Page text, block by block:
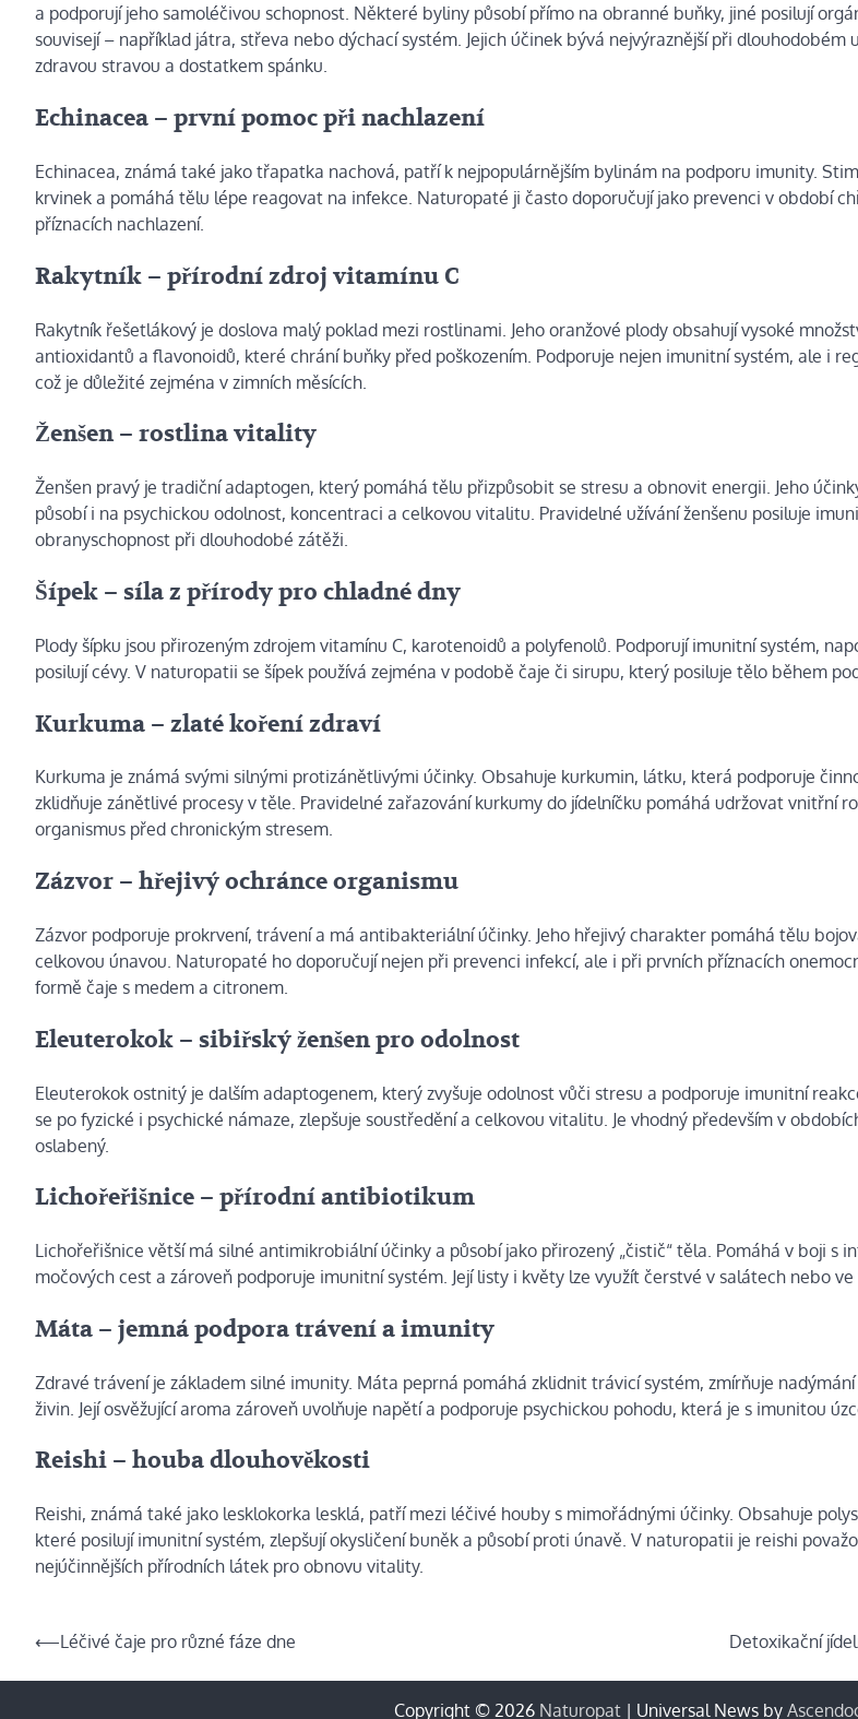
a podporují jeho samoléčivou schopnost. Některé byliny působí přímo na obranné buňky, jiné posilují
souvisejí – například játra, střeva nebo dýchací systém. Jejich účinek bývá nejvýraznější při dlouhodobém
zdravou stravou a dostatkem spánku.
Echinacea – první pomoc při nachlazení
Echinacea, známá také jako třapatka nachová, patří k nejpopulárnějším bylinám na podporu imunity.
krvinek a pomáhá tělu lépe reagovat na infekce. Naturopaté ji často doporučují jako prevenci v období
příznacích nachlazení.
Rakytník – přírodní zdroj vitamínu C
Rakytník řešetlákový je doslova malý poklad mezi rostlinami. Jeho oranžové plody obsahují vysoké
antioxidantů a flavonoidů, které chrání buňky před poškozením. Podporuje nejen imunitní systém, ale i
což je důležité zejména v zimních měsících.
Ženšen – rostlina vitality
Ženšen pravý je tradiční adaptogen, který pomáhá tělu přizpůsobit se stresu a obnovit energii. Jeho
působí i na psychickou odolnost, koncentraci a celkovou vitalitu. Pravidelné užívání ženšenu posiluje
obranyschopnost při dlouhodobé zátěži.
Šípek – síla z přírody pro chladné dny
Plody šípku jsou přirozeným zdrojem vitamínu C, karotenoidů a polyfenolů. Podporují imunitní systém,
posilují cévy. V naturopatii se šípek používá zejména v podobě čaje či sirupu, který posiluje tělo během
Kurkuma – zlaté koření zdraví
Kurkuma je známá svými silnými protizánětlivými účinky. Obsahuje kurkumin, látku, která podporuje
zklidňuje zánětlivé procesy v těle. Pravidelné zařazování kurkumy do jídelníčku pomáhá udržovat vnitřní
organismus před chronickým stresem.
Zázvor – hřejivý ochránce organismu
Zázvor podporuje prokrvení, trávení a má antibakteriální účinky. Jeho hřejivý charakter pomáhá tělu
celkovou únavou. Naturopaté ho doporučují nejen při prevenci infekcí, ale i při prvních příznacích
formě čaje s medem a citronem.
Eleuterokok – sibiřský ženšen pro odolnost
Eleuterokok ostnitý je dalším adaptogenem, který zvyšuje odolnost vůči stresu a podporuje imunitní
se po fyzické i psychické námaze, zlepšuje soustředění a celkovou vitalitu. Je vhodný především v
oslabený.
Lichořeřišnice – přírodní antibiotikum
Lichořeřišnice větší má silné antimikrobiální účinky a působí jako přirozený „čistič“ těla. Pomáhá v boji s
močových cest a zároveň podporuje imunitní systém. Její listy i květy lze využít čerstvé v salátech nebo
Máta – jemná podpora trávení a imunity
Zdravé trávení je základem silné imunity. Máta peprná pomáhá zklidnit trávicí systém, zmírňuje
živin. Její osvěžující aroma zároveň uvolňuje napětí a podporuje psychickou pohodu, která je s imunitou
Reishi – houba dlouhověkosti
Reishi, známá také jako lesklokorka lesklá, patří mezi léčivé houby s mimořádnými účinky. Obsahuje
které posilují imunitní systém, zlepšují okysličení buněk a působí proti únavě. V naturopatii je reishi
nejúčinnějších přírodních látek pro obnovu vitality.
Navigace
pro
⟵Léčivé čaje pro různé fáze dne Detoxikační
Copyright © 2026 Naturopat | Universal News by